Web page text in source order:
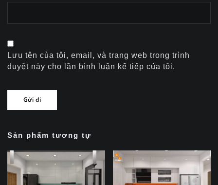
Lưu tên của tôi, email, và trang web trong trình
duyệt này cho lần bình luận kế tiếp của tôi.
Sản phẩm tương tự